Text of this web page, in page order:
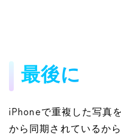
最後に
iPhoneで重複した写真
から同期されているか